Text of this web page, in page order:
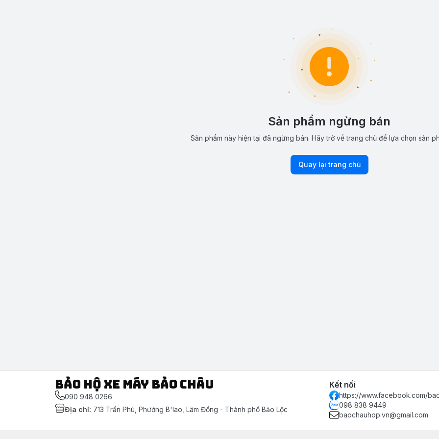
Sản phẩm ngừng bán
Sản phẩm này hiện tại đã ngừng bán. Hãy trở về trang chủ để lựa chọn sản
Quay lại trang chủ
Bảo Hộ Xe Máy Bảo Châu
090 948 0266
Địa chỉ: 713 Trần Phú, Phường B'lao, Lâm Đồng - Thành phố Bảo Lộc
Kết nối
https://www.facebook.com/
098 838 9449
baochauhop.vn@gmail.com